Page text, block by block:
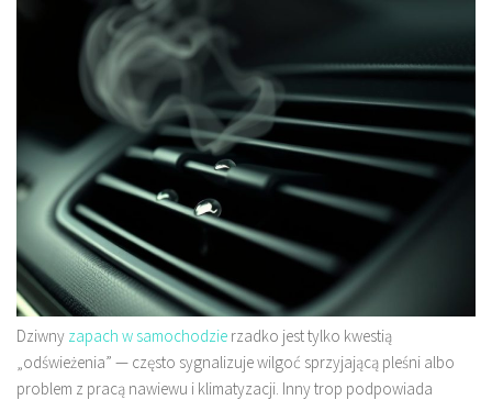
Dziwny zapach w samochodzie rzadko jest tylko kwestią
„odświeżenia” — często sygnalizuje wilgoć sprzyjającą pleśni albo
problem z pracą nawiewu i klimatyzacji. Inny trop podpowiada